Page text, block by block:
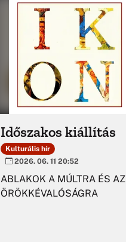
Időszakos kiállítás
Kulturális hír
2026. 06. 11 20:52
ABLAKOK A MÚLTRA ÉS AZ
ÖRÖKKÉVALÓSÁGRA